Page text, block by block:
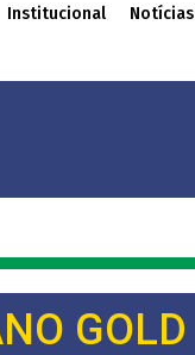
Institucional Notícias
GOLD